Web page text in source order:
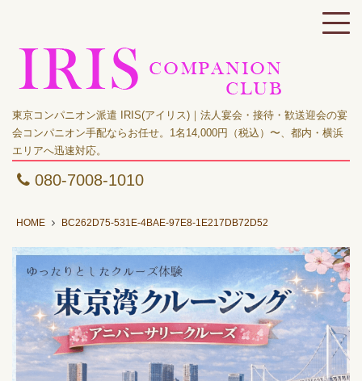
東京コンパニオン派遣 IRIS(アイリス)｜法人宴会・接待・歓送迎会の宴
会コンパニオン手配ならお任せ。1名14,000円（税込）〜、都内・横浜
エリアへ迅速対応。
080-7008-1010
HOME BC262D75-531E-4BAE-97E8-1E217DB72D52